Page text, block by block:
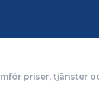
priser,